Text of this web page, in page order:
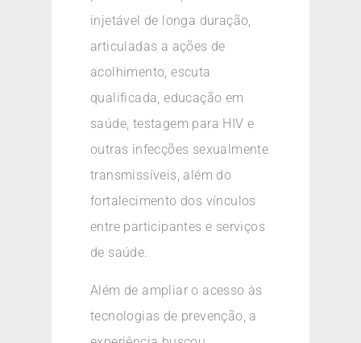
injetável de longa duração,
articuladas a ações de
acolhimento, escuta
qualificada, educação em
saúde, testagem para HIV e
outras infecções sexualmente
transmissíveis, além do
fortalecimento dos vínculos
entre participantes e serviços
de saúde.
Além de ampliar o acesso às
tecnologias de prevenção, a